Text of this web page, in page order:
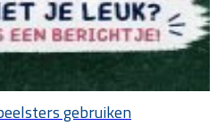
gebruiken